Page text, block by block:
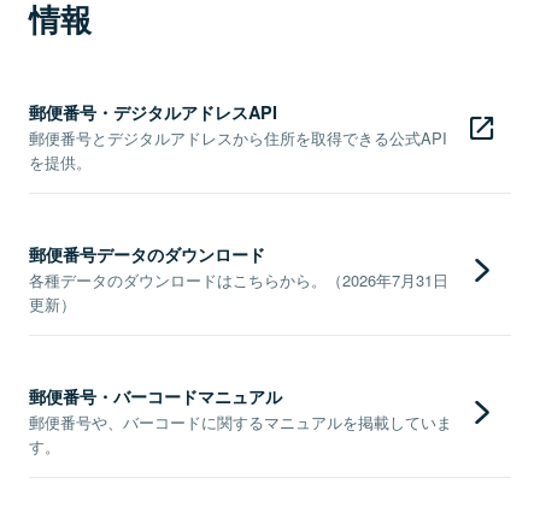
情報
郵便番号・デジタルアドレスAPI
郵便番号とデジタルアドレスから住所を取得できる公式API
を提供。
郵便番号データのダウンロード
各種データのダウンロードはこちらから。（2026年7月31日
更新）
郵便番号・バーコードマニュアル
郵便番号や、バーコードに関するマニュアルを掲載していま
す。